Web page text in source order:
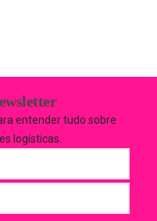
entender tudo sobre
logísticas.